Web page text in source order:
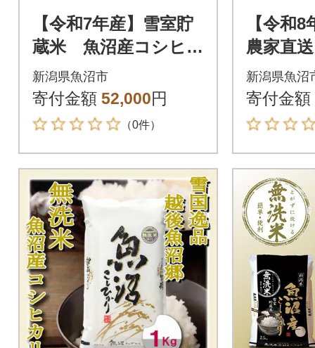
【令和7年産】雪室貯
蔵米 魚沼産コシヒカ
リ無洗米10kg
新潟県魚沼市
寄付金額 52,000円
（0件）
【令和
農家直
ヒカリ
タンド
個)
新潟県魚沼
寄付金額